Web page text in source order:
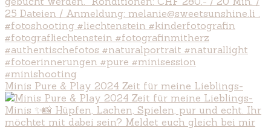
Minis Pure & Play 2024 Zeit für meine Lieblings-